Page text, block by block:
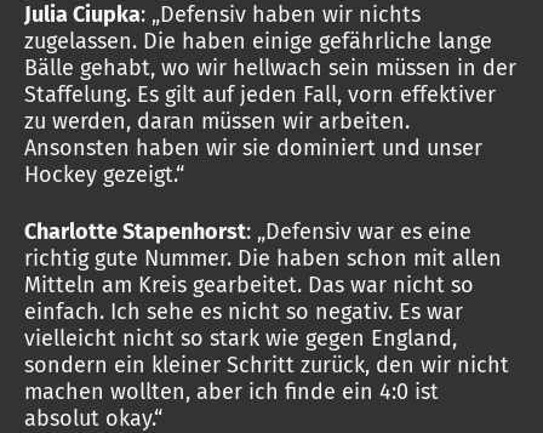
Julia Ciupka: „Defensiv haben wir nichts
zugelassen. Die haben einige gefährliche lange
Bälle gehabt, wo wir hellwach sein müssen in der
Staffelung. Es gilt auf jeden Fall, vorn effektiver
zu werden, daran müssen wir arbeiten.
Ansonsten haben wir sie dominiert und unser
Hockey gezeigt.“
Charlotte Stapenhorst: „Defensiv war es eine
richtig gute Nummer. Die haben schon mit allen
Mitteln am Kreis gearbeitet. Das war nicht so
einfach. Ich sehe es nicht so negativ. Es war
vielleicht nicht so stark wie gegen England,
sondern ein kleiner Schritt zurück, den wir nicht
machen wollten, aber ich finde ein 4:0 ist
absolut okay.“